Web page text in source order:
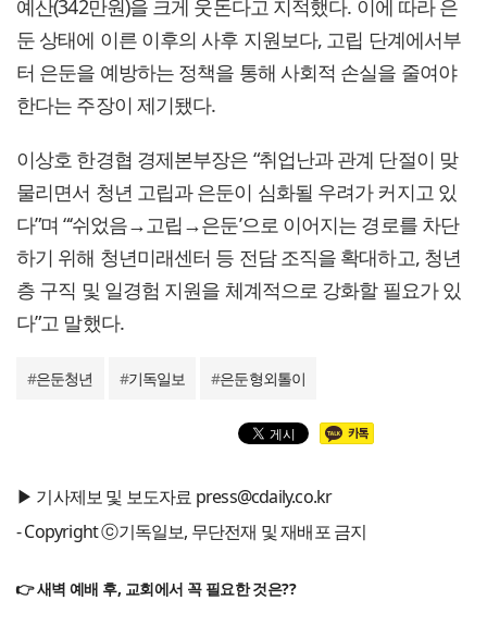
예산(342만원)을 크게 웃돈다고 지적했다. 이에 따라 은
둔 상태에 이른 이후의 사후 지원보다, 고립 단계에서부
터 은둔을 예방하는 정책을 통해 사회적 손실을 줄여야
한다는 주장이 제기됐다.
이상호 한경협 경제본부장은 “취업난과 관계 단절이 맞
물리면서 청년 고립과 은둔이 심화될 우려가 커지고 있
다”며 “‘쉬었음→고립→은둔’으로 이어지는 경로를 차단
하기 위해 청년미래센터 등 전담 조직을 확대하고, 청년
층 구직 및 일경험 지원을 체계적으로 강화할 필요가 있
다”고 말했다.
#은둔청년 #기독일보 #은둔형외톨이
▶ 기사제보 및 보도자료 press@cdaily.co.kr
- Copyright ⓒ기독일보, 무단전재 및 재배포 금지
👉 새벽 예배 후, 교회에서 꼭 필요한 것은??